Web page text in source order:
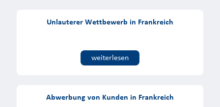
Unlauterer Wettbewerb in Frankreich
weiterlesen
Abwerbung von Kunden in Frankreich